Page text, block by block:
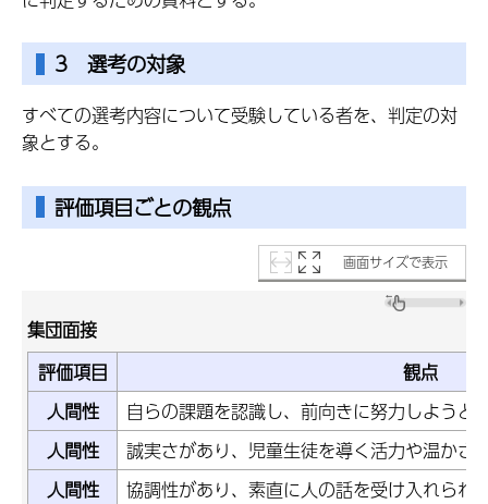
3 選考の対象
すべての選考内容について受験している者を、判定の対
象とする。
評価項目ごとの観点
画面サイズで表示
集団面接
評価項目
観点
人間性
自らの課題を認識し、前向きに努力しようと
人間性
誠実さがあり、児童生徒を導く活力や温かさ
人間性
協調性があり、素直に人の話を受け入れられ